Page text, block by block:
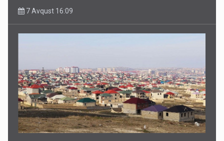
7 Avqust 16:09